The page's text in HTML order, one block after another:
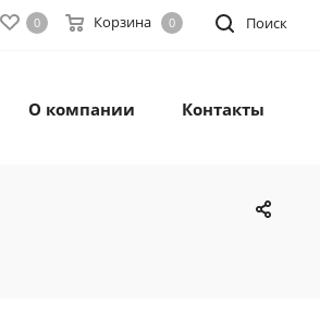
Поиск
0 Корзина 0
О компании Контакты